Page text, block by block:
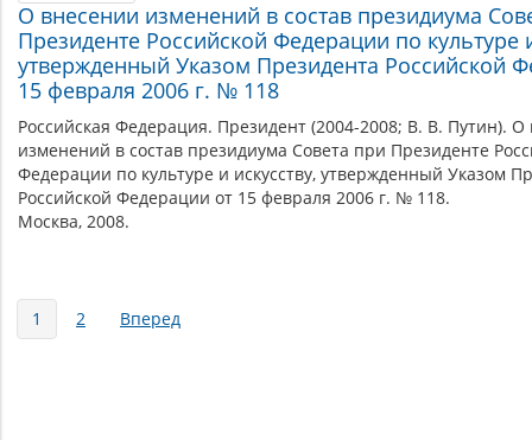
О внесении изменений в состав президиума
Президенте Российской Федерации по культуре
утвержденный Указом Президента Российской
15 февраля 2006 г. № 118
Российская Федерация. Президент (2004-2008; В. В. Путин). О
изменений в состав президиума Совета при Президенте
Федерации по культуре и искусству, утвержденный Указом
Российской Федерации от 15 февраля 2006 г. № 118.
Москва, 2008.
Страницы
1 2 Вперед